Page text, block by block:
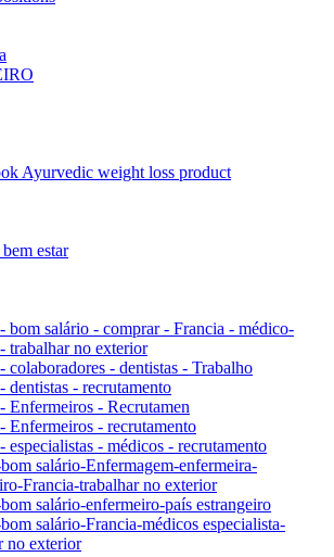
Ayurvedic weight loss product
estar
bom salário - comprar - Francia - médico-
trabalhar no exterior
colaboradores - dentistas - Trabalho
dentistas - recrutamento
Enfermeiros - Recrutamen
Enfermeiros - recrutamento
especialistas - médicos - recrutamento
salário-Enfermagem-enfermeira-
Francia-trabalhar no exterior
salário-enfermeiro-país estrangeiro
salário-Francia-médicos especialista-
no exterior